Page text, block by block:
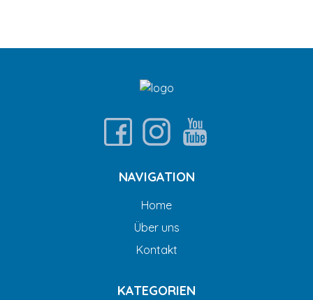
NAVIGATION
Home
Über uns
Kontakt
KATEGORIEN